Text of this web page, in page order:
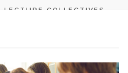
COLLECTIVES